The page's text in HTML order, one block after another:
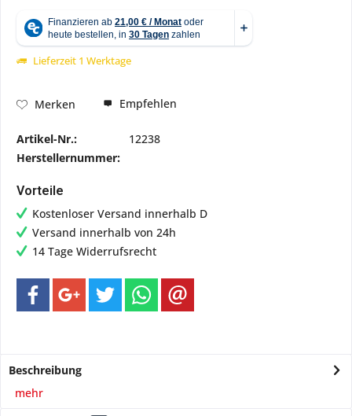
Lieferzeit 1 Werktage
Merken Empfehlen
Artikel-Nr.:
12238
Herstellernummer:
Vorteile
Kostenloser Versand innerhalb D
Versand innerhalb von 24h
14 Tage Widerrufsrecht
Beschreibung
mehr